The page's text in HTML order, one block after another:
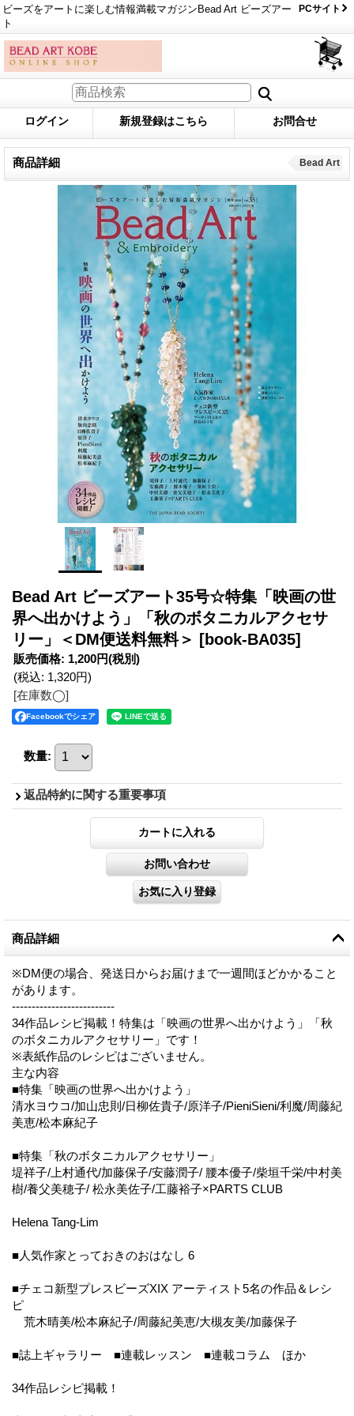
ビーズをアートに楽しむ情報満載マガジンBead Art ビーズアー
ト
PCサイト
ログイン 新規登録はこちら お問合せ
商品詳細 Bead Art
Bead Art ビーズアート35号☆特集「映画の世
界へ出かけよう」「秋のボタニカルアクセサ
リー」＜DM便送料無料＞ [book-BA035]
販売価格: 1,200円(税別)
(税込: 1,320円)
[在庫数◯]
Facebookでシェア
数量:
返品特約に関する重要事項
商品詳細
※DM便の場合、発送日からお届けまで一週間ほどかかること
があります。
--------------------------
34作品レシピ掲載！特集は「映画の世界へ出かけよう」「秋
のボタニカルアクセサリー」です！
※表紙作品のレシピはございません。
主な内容
■特集「映画の世界へ出かけよう」
清水ヨウコ/加山忠則/日柳佐貴子/原洋子/PieniSieni/利魔/周藤紀
美恵/松本麻紀子
■特集「秋のボタニカルアクセサリー」
堤祥子/上村通代/加藤保子/安藤潤子/ 腰本優子/柴垣千栄/中村美
樹/養父美穂子/ 松永美佐子/工藤裕子×PARTS CLUB
Helena Tang-Lim
■人気作家とっておきのおはなし 6
■チェコ新型プレスビーズXIX アーティスト5名の作品＆レシ
ピ
荒木晴美/松本麻紀子/周藤紀美恵/大槻友美/加藤保子
■誌上ギャラリー ■連載レッスン ■連載コラム ほか
34作品レシピ掲載！